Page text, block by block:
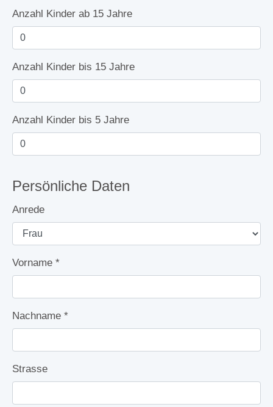
Anzahl Kinder ab 15 Jahre
Anzahl Kinder bis 15 Jahre
Anzahl Kinder bis 5 Jahre
Persönliche Daten
Anrede
Vorname *
Nachname *
Strasse